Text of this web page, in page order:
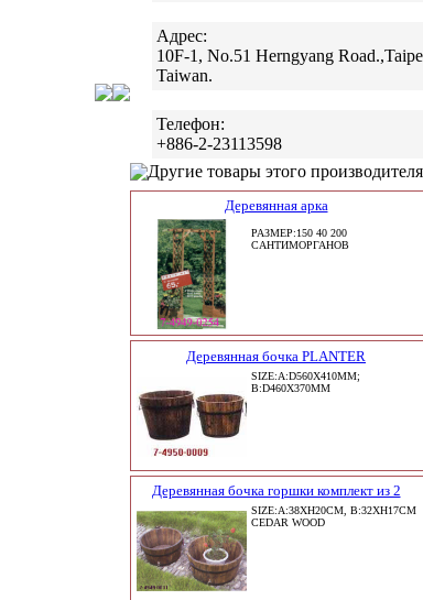
Адрес:
10F-1, No.51 Herngyang
Taiwan.
Телефон:
+886-2-23113598
Другие товары этого
Деревянная арка
РАЗМЕР:150 40 200
САНТИМОРГАНОВ
Деревянная бочка PLANTER
SIZE:A:D560X410MM;
B:D460X370MM
Деревянная бочка горшки комплект из 2
SIZE:A:38XH20CM, B:32XH17CM
CEDAR WOOD